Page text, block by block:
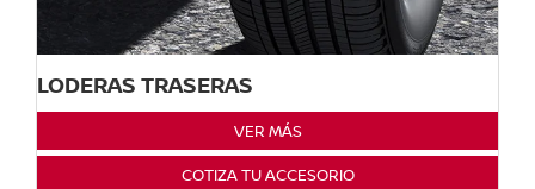
LODERAS TRASERAS
VER MÁS
COTIZA TU ACCESORIO